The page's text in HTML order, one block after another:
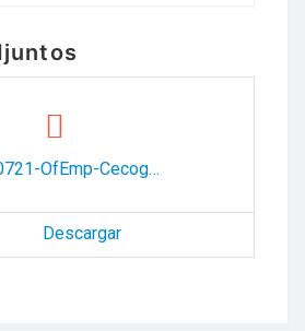
20250721-OfEmp-Cecoga-Lerma.pdf
Descargar